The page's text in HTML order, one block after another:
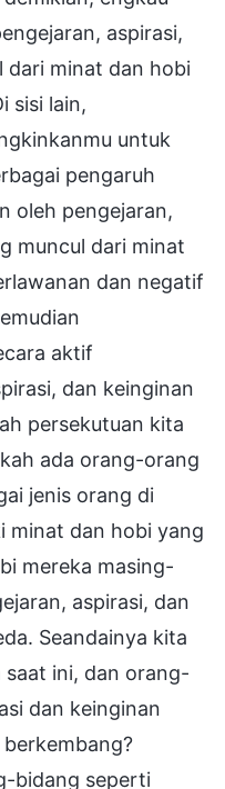
aspirasi,
dari minat dan hobi
sisi lain,
untuk
pengaruh
oleh pengejaran,
muncul dari minat
dan negatif
aktif
dan keinginan
persekutuan kita
ada orang-orang
jenis orang di
minat dan hobi yang
mereka masing-
aspirasi, dan
Seandainya kita
ini, dan orang-
dan keinginan
bidang seperti